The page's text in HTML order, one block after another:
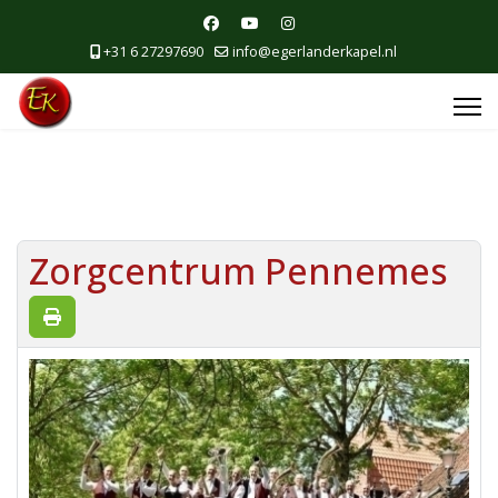
+31 6 27297690 info@egerlanderkapel.nl
Zorgcentrum Pennemes